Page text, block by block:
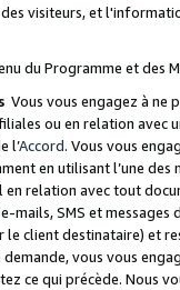
visiteurs, et
du Programme et des
Vous vous engagez à ne
ou en relation avec
l’Accord. Vous vous
en utilisant l’une
en relation avec tout
mails, SMS et
client destinataire) et
demande, vous vous
ce qui précède. Nous